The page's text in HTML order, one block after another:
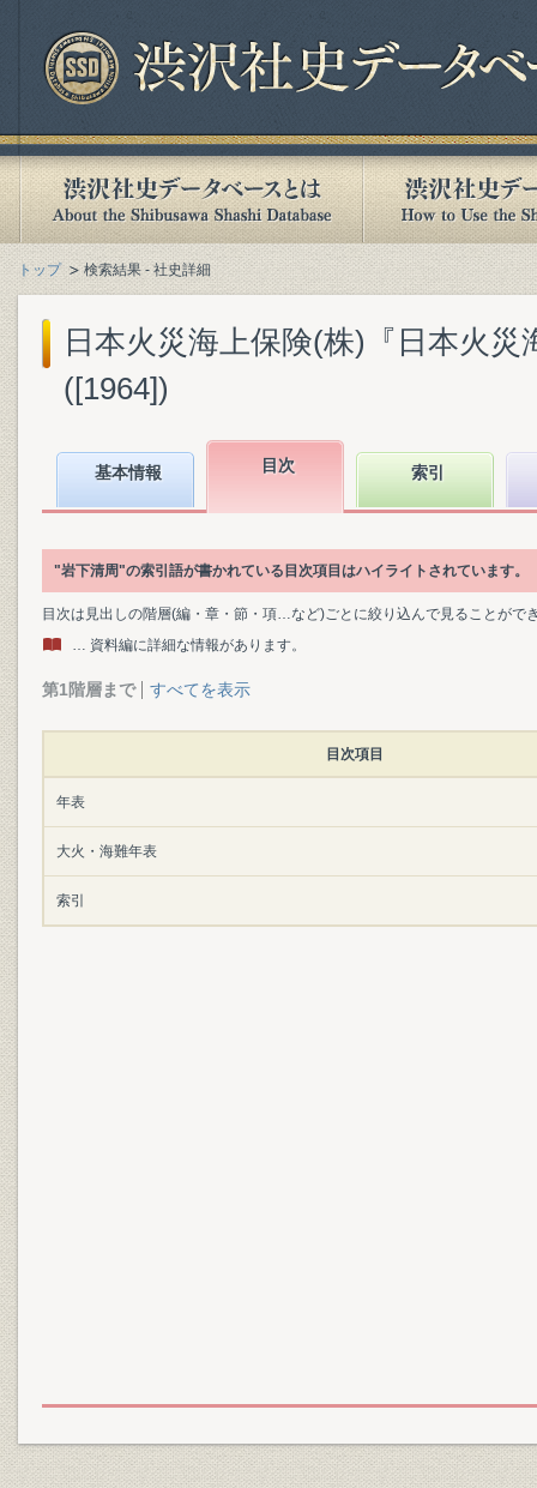
トップ 検索結果 - 社史詳細
日本火災海上保険(株)『日本火
([1964])
基本情報 目次 索引
"岩下清周"の索引語が書かれている目次項目はハイライトされています。
目次は見出しの階層(編・章・節・項…など)ごとに絞り込んで見ることがで
… 資料編に詳細な情報があります。
第1階層まで すべてを表示
目次項目
年表
大火・海難年表
索引